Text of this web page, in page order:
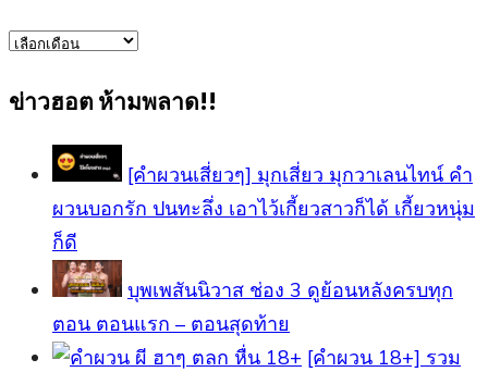
ข่าว
ข่าวฮอต ห้ามพลาด!!
[คำผวนเสี่ยวๆ] มุกเสี่ยว มุกวาเลนไทน์ คำ
ผวนบอกรัก ปนทะลึ่ง เอาไว้เกี้ยวสาวก็ได้ เกี้ยวหนุ่ม
ก็ดี
บุพเพสันนิวาส ช่อง 3 ดูย้อนหลังครบทุก
ตอน ตอนแรก – ตอนสุดท้าย
[คําผวน 18+] รวม